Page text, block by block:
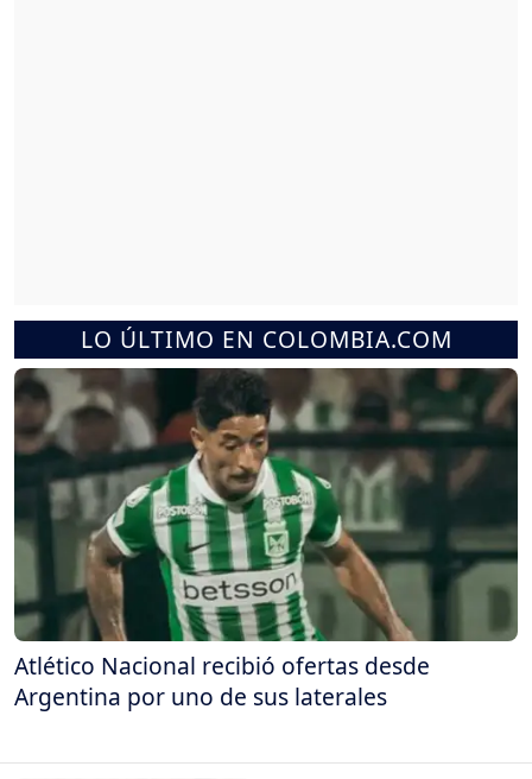
LO ÚLTIMO EN COLOMBIA.COM
Atlético Nacional recibió ofertas desde
Argentina por uno de sus laterales